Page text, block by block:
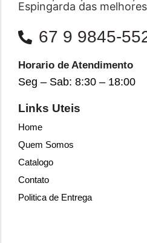
Espingarda das
67 9 9845-
Horario de Atendimento
Seg – Sab: 8:30 – 18:00
Links Uteis
Home
Quem Somos
Catalogo
Contato
Politica de Entrega